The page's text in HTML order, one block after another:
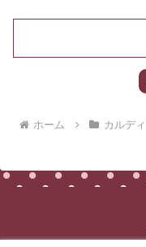
ホーム カルディ